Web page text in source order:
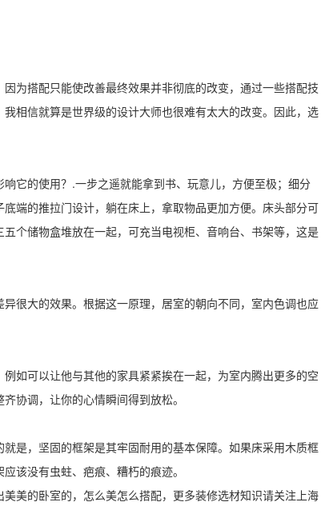
为搭配只能使改善最终效果并非彻底的改变，通过一些搭配技
相信就算是世界级的设计大师也很难有太大的改变。因此，选
它的使用？.一步之遥就能拿到书、玩意儿，方便至极；细分
端的推拉门设计，躺在床上，拿取物品更加方便。床头部分可
个储物盒堆放在一起，可充当电视柜、音响台、书架等，这是
很大的效果。根据这一原理，居室的朝向不同，室内色调也应
如可以让他与其他的家具紧紧挨在一起，为室内腾出更多的空
协调，让你的心情瞬间得到放松。
是，坚固的框架是其牢固耐用的基本保障。如果床采用木质框
该没有虫蛀、疤痕、糟朽的痕迹。
美的卧室的，怎么美怎么搭配，更多装修选材知识请关注上海